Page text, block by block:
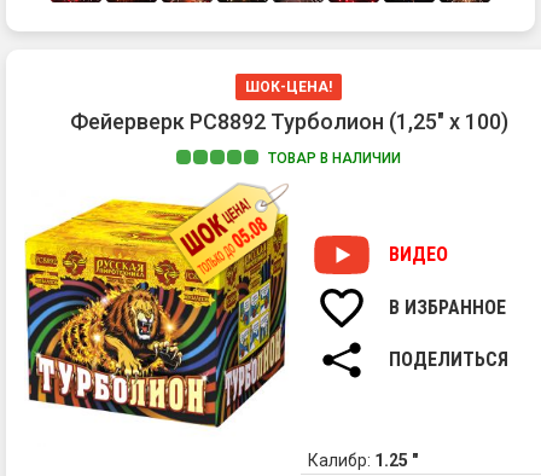
ШОК-ЦЕНА!
Фейерверк РС8892 Турболион (1,25" х 100)
ТОВАР В НАЛИЧИИ
ВИДЕО
В ИЗБРАННОЕ
ПОДЕЛИТЬСЯ
Калибр: 1.25 "